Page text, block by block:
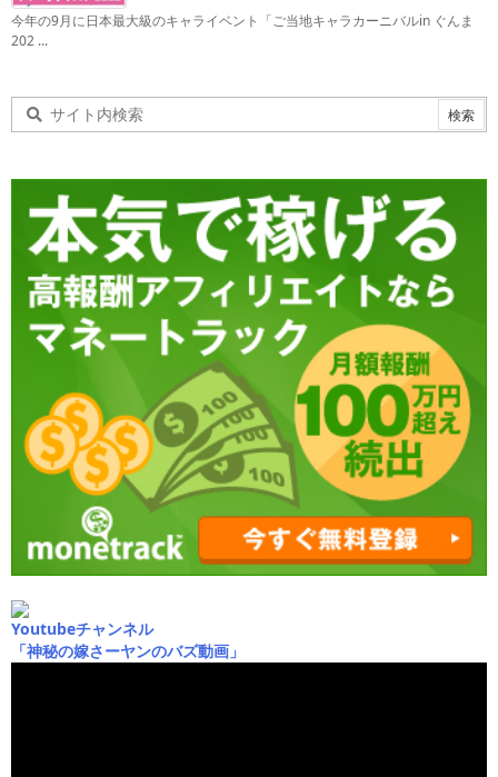
今年の9月に日本最大級のキャライベント「ご当地キャラカーニバルin ぐんま
202 ...
Youtubeチャンネル
「神秘の嫁さーヤンのバズ動画」